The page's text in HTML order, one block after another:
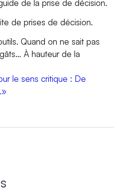
de la prise de décision.
de prises de décision.
Quand on ne sait pas
À hauteur de la
le sens critique : De